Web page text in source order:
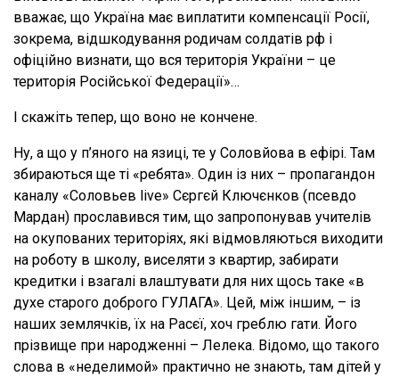
вважає, що Україна має виплатити компенсації Росії,
зокрема, відшкодування родичам солдатів рф і
офіційно визнати, що вся територія України – це
територія Російської Федерації»…
І скажіть тепер, що воно не кончене.
Ну, а що у п’яного на язиці, те у Соловйова в ефірі. Там
збираються ще ті «ребята». Один із них – пропагандон
каналу «Соловьев live» Сєргєй Ключєнков (псевдо
Мардан) прославився тим, що запропонував учителів
на окупованих територіях, які відмовляються виходити
на роботу в школу, виселяти з квартир, забирати
кредитки і взагалі влаштувати для них щось таке «в
духе старого доброго ГУЛАГА». Цей, між іншим, – із
наших землячків, їх на Расєї, хоч греблю гати. Його
прізвище при народженні – Лелека. Відомо, що такого
слова в «неделимой» практично не знають, там дітей у